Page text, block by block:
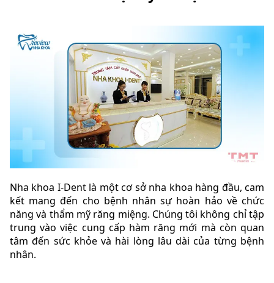
Nha khoa I-Dent là một cơ sở nha khoa hàng đầu, cam
kết mang đến cho bệnh nhân sự hoàn hảo về chức
năng và thẩm mỹ răng miệng. Chúng tôi không chỉ tập
trung vào việc cung cấp hàm răng mới mà còn quan
tâm đến sức khỏe và hài lòng lâu dài của từng bệnh
nhân.